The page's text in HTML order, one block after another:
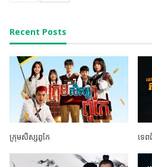
Recent Posts
ក្រុមសិស្សពូកែ ទេព